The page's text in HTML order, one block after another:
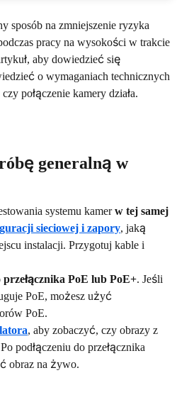
sposób na zmniejszenie ryzyka
pracy na wysokości w trakcie
aby dowiedzieć się
o wymaganiach technicznych
połączenie kamery działa.
generalną w
systemu kamer w tej samej
sieciowej i zapory, jaką
instalacji. Przygotuj kable i
przełącznika PoE lub PoE+. Jeśli
PoE, możesz użyć
PoE.
, aby zobaczyć, czy obrazy z
podłączeniu do przełącznika
obraz na żywo.